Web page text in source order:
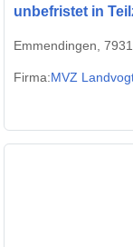
unbefristet in
Emmendingen,
Firma:MVZ